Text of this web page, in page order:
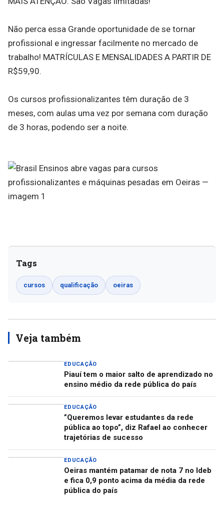
Não perca essa Grande oportunidade de se tornar
profissional e ingressar facilmente no mercado de
trabalho! MATRÍCULAS E MENSALIDADES A PARTIR DE
R$59,90.
Os cursos profissionalizantes têm duração de 3
meses, com aulas uma vez por semana com duração
de 3 horas, podendo ser a noite.
Tags
cursos qualificação oeiras
Veja também
EDUCAÇÃO
Piauí tem o maior salto de aprendizado no
ensino médio da rede pública do país
EDUCAÇÃO
”Queremos levar estudantes da rede
pública ao topo”, diz Rafael ao conhecer
trajetórias de sucesso
EDUCAÇÃO
Oeiras mantém patamar de nota 7 no Ideb
e fica 0,9 ponto acima da média da rede
pública do país